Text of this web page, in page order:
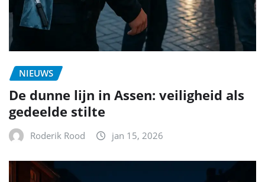
NIEUWS
De dunne lijn in Assen: veiligheid als
gedeelde stilte
Roderik Rood jan 15, 2026